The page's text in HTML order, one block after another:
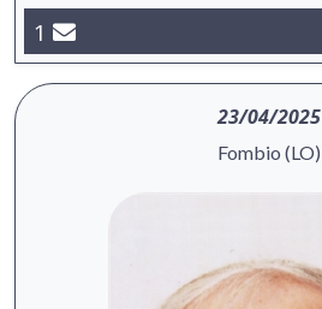
1
23/04/2025
Fombio (LO)